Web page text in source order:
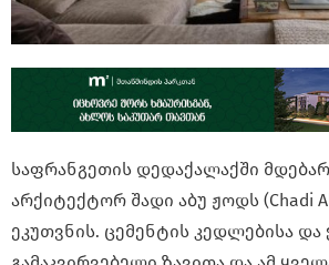
საფრანგეთის დედაქალაქში
არქიტექტორ შადი აბუ ჟოდს (Chadi
ეკუთვნის. ცემენტის კედლებისა და